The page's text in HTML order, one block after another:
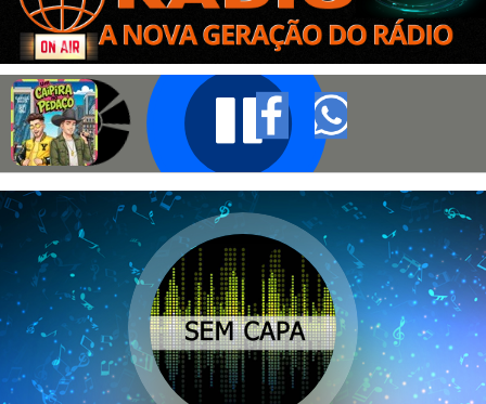
BRASIL DE FATO
NOTÍCIAS GERAIS
CONECTE-SE
REGISTO